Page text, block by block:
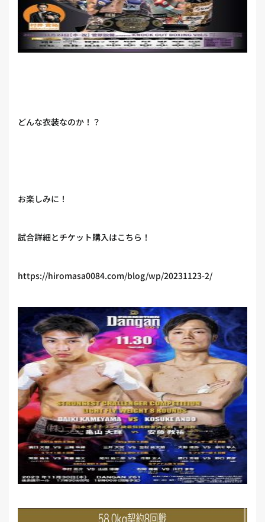
どんな衣装なのか！？
お楽しみに！
試合詳細とチケット購入はこちら！
https://hiromasa0084.com/blog/wp/20231123-2/